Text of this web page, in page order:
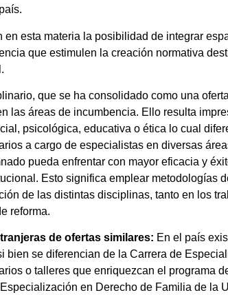
esta materia la posibilidad de integrar
que estimulen la creación normativa
que se ha consolidado como una
las áreas de incumbencia. Ello resulta
psicológica, educativa o ética lo cual
a cargo de especialistas en diversas
pueda enfrentar con mayor eficacia y
Esto significa emplear metodologías
de las distintas disciplinas, tanto en los
reforma.
de ofertas similares: En el país
bien se diferencian de la Carrera de
o talleres que enriquezcan el programa
en Derecho de Familia de la